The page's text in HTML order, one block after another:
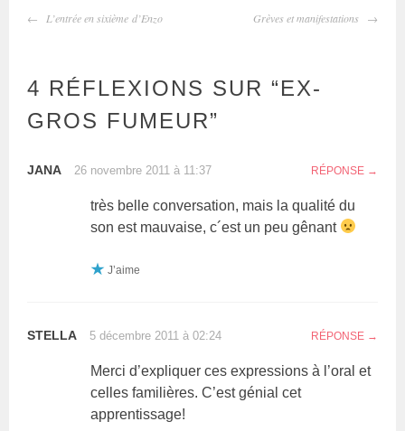
L’entrée en sixième d’Enzo Grèves et manifestations
4 RÉFLEXIONS SUR “EX-
GROS FUMEUR”
JANA 26 novembre 2011 à 11:37 RÉPONSE
très belle conversation, mais la qualité du
son est mauvaise, c´est un peu gênant
J’aime
STELLA 5 décembre 2011 à 02:24 RÉPONSE
Merci d’expliquer ces expressions à l’oral et
celles familières. C’est génial cet
apprentissage!